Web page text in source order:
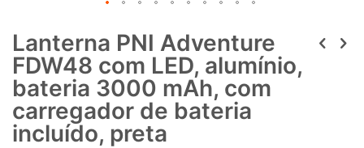
Lanterna PNI Adventure
FDW48 com LED, alumínio,
bateria 3000 mAh, com
carregador de bateria
incluído, preta